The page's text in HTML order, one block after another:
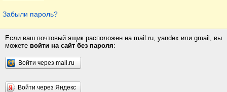
Забыли пароль?
Если ваш почтовый ящик расположен на mail.ru, yandex или gmail, вы
можете войти на сайт без пароля:
Войти через mail.ru
Войти через Яндекс